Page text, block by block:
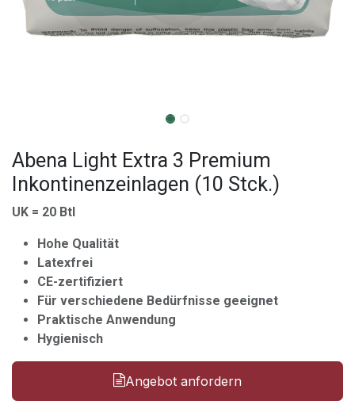
Abena Light Extra 3 Premium
Inkontinenzeinlagen (10 Stck.)
UK = 20 Btl
Hohe Qualität
Latexfrei
CE-zertifiziert
Für verschiedene Bedürfnisse geeignet
Praktische Anwendung
Hygienisch
Angebot anfordern